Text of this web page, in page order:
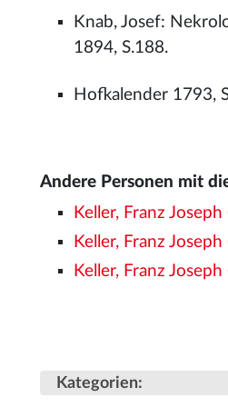
Knab, Josef:
1894, S.188.
Hofkalender 1793,
Andere Personen mit
Keller, Franz
Keller, Franz
Keller, Franz
Kategorien: